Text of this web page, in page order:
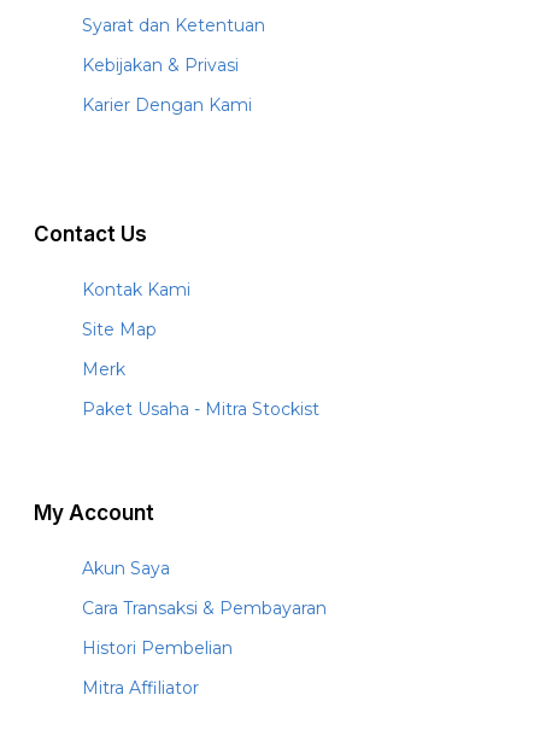
Syarat dan Ketentuan
Kebijakan & Privasi
Karier Dengan Kami
Contact Us
Kontak Kami
Site Map
Merk
Paket Usaha - Mitra Stockist
My Account
Akun Saya
Cara Transaksi & Pembayaran
Histori Pembelian
Mitra Affiliator